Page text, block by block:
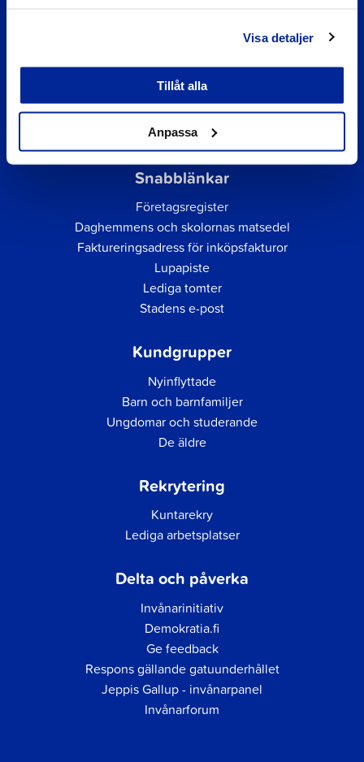
Visa detaljer
Tillåt alla
Anpassa
Snabblänkar
Företagsregister
Daghemmens och skolornas matsedel
Faktureringsadress för inköpsfakturor
Lupapiste
Lediga tomter
Stadens e-post
Kundgrupper
Nyinflyttade
Barn och barnfamiljer
Ungdomar och studerande
De äldre
Rekrytering
Kuntarekry
Lediga arbetsplatser
Delta och påverka
Invånarinitiativ
Demokratia.fi
Ge feedback
Respons gällande gatuunderhållet
Jeppis Gallup - invånarpanel
Invånarforum